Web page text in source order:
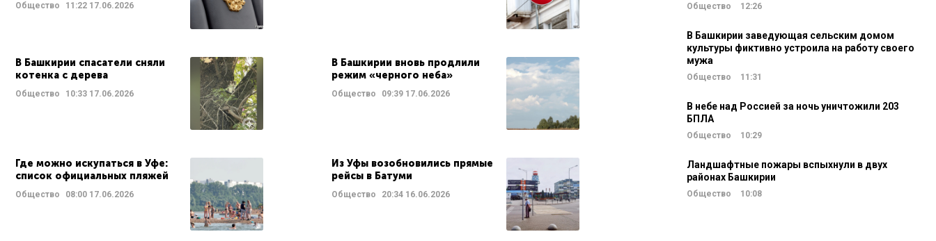
Общество 11:22 17.06.2026
В Башкирии спасатели сняли
котенка с дерева
Общество 10:33 17.06.2026
В Башкирии вновь продлили
режим «черного неба»
Общество 09:3917.06.2026
Где можно искупаться в Уфе:
список официальных пляжей
Общество 08:00 17.06.2026
Из Уфы возобновились прямые
рейсы в Батуми
Общество 20:3416.06.2026
Общество 12:26
В Башкирии заведующая сельским домом
культуры фиктивно устроила на работу своего
мужа
Общество 11:31
В небе над Россией за ночь уничтожили 203
БПЛА
Общество 10:29
Ландшафтные пожары вспыхнули в двух
районах Башкирии
Общество 10:08